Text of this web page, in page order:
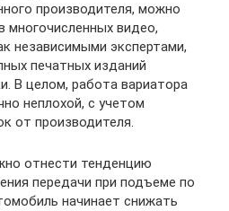
производителя, можно
многочисленных видео,
независимыми экспертами,
печатных изданий
В целом, работа вариатора
неплохой, с учетом
от производителя.
отнести тенденцию
передачи при подъеме по
начинает снижать